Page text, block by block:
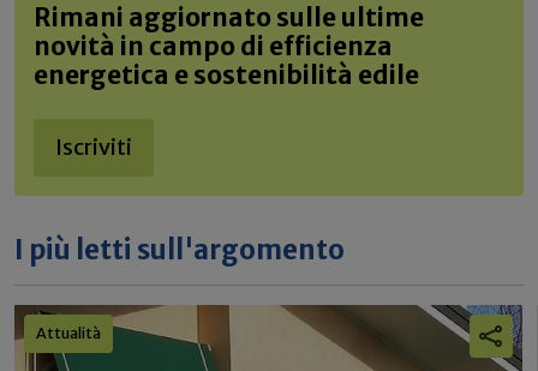
Rimani aggiornato sulle ultime
novità in campo di efficienza
energetica e sostenibilità edile
Iscriviti
I più letti sull'argomento
Attualità